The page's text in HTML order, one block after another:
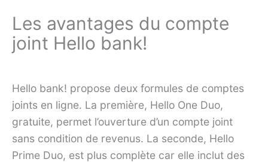
Les avantages du compte
joint Hello bank!
Hello bank! propose deux formules de comptes
joints en ligne. La première, Hello One Duo,
gratuite, permet l’ouverture d’un compte joint
sans condition de revenus. La seconde, Hello
Prime Duo, est plus complète car elle inclut des